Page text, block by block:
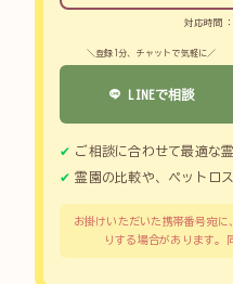
対応時間
＼登録1分、チャットで気軽に／
LINEで相談
ご相談に合わせて最適な
霊園の比較や、ペットロ
お掛けいただいた携帯番号宛に
りする場合があります。